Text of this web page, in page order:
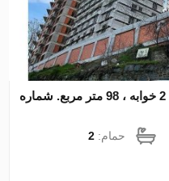
آپارتمان در Eyup، Istanbul ، ترکیه 2 خوابه ، 98 متر مربع. شماره
حمام:2